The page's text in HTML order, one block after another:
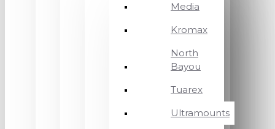
Media
Kromax
North
Bayou
Tuarex
Ultramounts